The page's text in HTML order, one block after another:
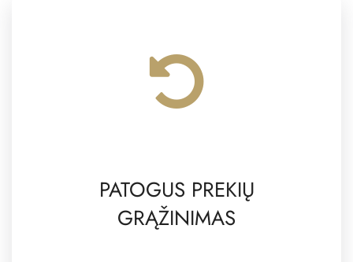
PATOGUS PREKIŲ
GRĄŽINIMAS